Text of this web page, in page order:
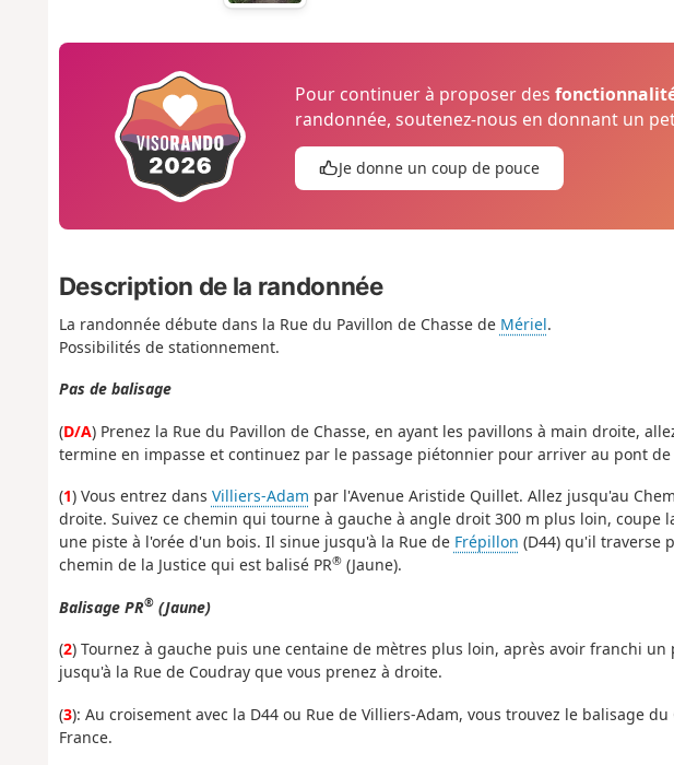
Pour continuer à proposer des
randonnée, soutenez-nous en donnant un
Je donne un coup de pouce
Description de la randonnée
La randonnée débute dans la Rue du Pavillon de Chasse de Mériel.
Possibilités de stationnement.
Pas de balisage
(D/A) Prenez la Rue du Pavillon de Chasse, en ayant les pavillons à main droite,
termine en impasse et continuez par le passage piétonnier pour arriver au pont
(1) Vous entrez dans Villiers-Adam par l'Avenue Aristide Quillet. Allez jusqu'au
droite. Suivez ce chemin qui tourne à gauche à angle droit 300 m plus loin, coupe
une piste à l'orée d'un bois. Il sinue jusqu'à la Rue de Frépillon (D44) qu'il traverse
chemin de la Justice qui est balisé PR®(Jaune).
Balisage PR®(Jaune)
(2) Tournez à gauche puis une centaine de mètres plus loin, après avoir franchi
jusqu'à la Rue de Coudray que vous prenez à droite.
(3): Au croisement avec la D44 ou Rue de Villiers-Adam, vous trouvez le balisage du
France.